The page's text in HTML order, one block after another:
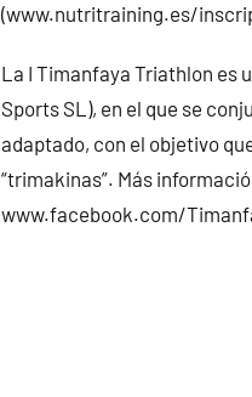
(www.nutritraining.es/
La I Timanfaya Triathlon es
Sports SL), en el que se
adaptado, con el objetivo
“trimakinas”. Más
www.facebook.com/